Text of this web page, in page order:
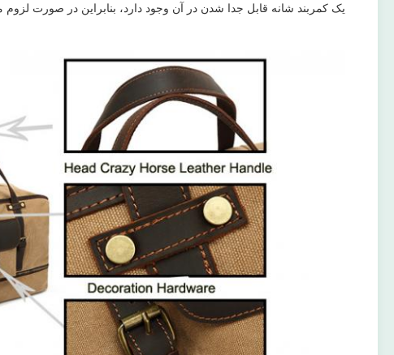
یک کمربند شانه قابل جدا شدن در آن وجود دارد، بنابراین در صورت